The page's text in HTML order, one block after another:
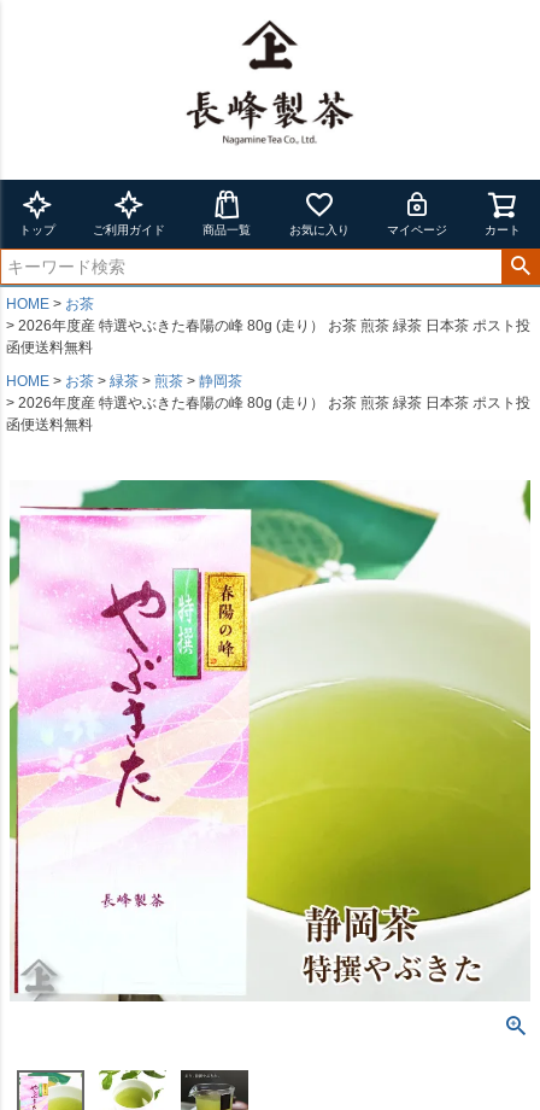
トップ ご利用ガイド 商品一覧 お気に入り マイページ カート
HOME
お茶
2026年度産 特選やぶきた春陽の峰 80g (走り） お茶 煎茶 緑茶 日本茶 ポスト投
函便送料無料
HOME
お茶 緑茶 煎茶
静岡茶
2026年度産 特選やぶきた春陽の峰 80g (走り） お茶 煎茶 緑茶 日本茶 ポスト投
函便送料無料